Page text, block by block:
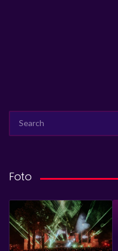
FOR:
Foto